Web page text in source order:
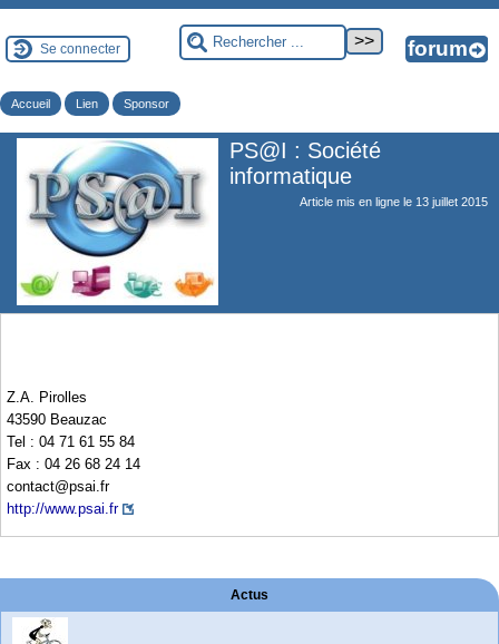
Se connecter
Accueil Lien Sponsor
PS@I : Société
informatique
Article mis en ligne le 13 juillet 2015
Z.A. Pirolles
43590 Beauzac
Tel : 04 71 61 55 84
Fax : 04 26 68 24 14
contact@psai.fr
http://www.psai.fr
Actus